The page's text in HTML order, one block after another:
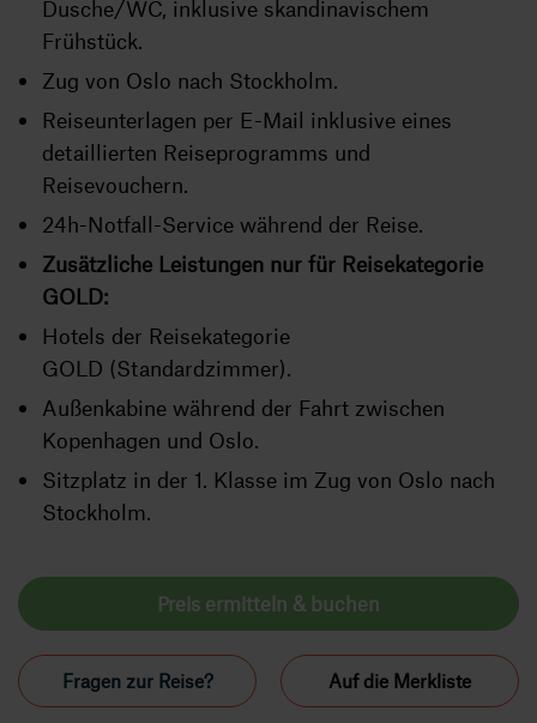
Dusche/WC, inklusive skandinavischem
Frühstück.
Zug von Oslo nach Stockholm.
Reiseunterlagen per E-Mail inklusive eines
detaillierten Reiseprogramms und
Reisevouchern.
24h-Notfall-Service während der Reise.
Zusätzliche Leistungen nur für Reisekategorie
GOLD:
Hotels der Reisekategorie
GOLD (Standardzimmer).
Außenkabine während der Fahrt zwischen
Kopenhagen und Oslo.
Sitzplatz in der 1. Klasse im Zug von Oslo nach
Stockholm.
Preis ermitteln & buchen
Fragen zur Reise? Auf die Merkliste